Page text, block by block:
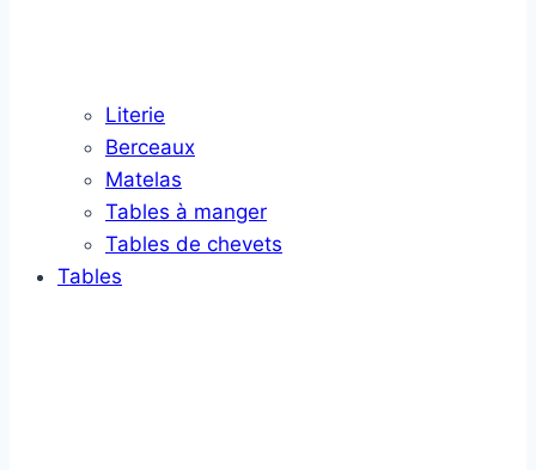
Literie
Berceaux
Matelas
Tables à manger
Tables de chevets
Tables